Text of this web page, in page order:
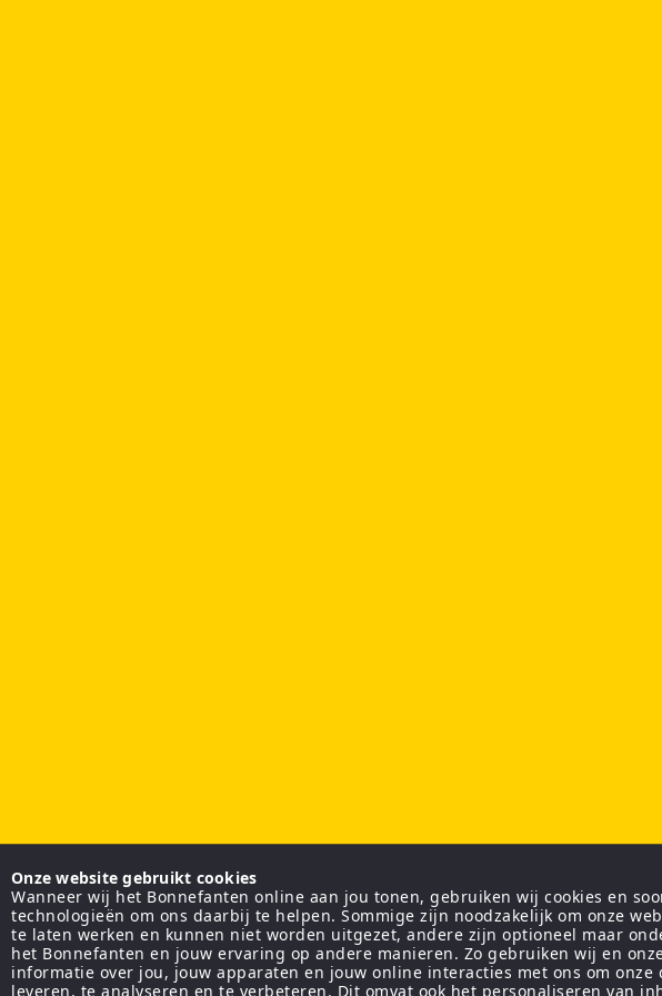
Onze website gebruikt cookies
Wanneer wij het Bonnefanten online aan jou tonen, gebruiken wij cookies en
technologieën om ons daarbij te helpen. Sommige zijn noodzakelijk om onze
te laten werken en kunnen niet worden uitgezet, andere zijn optioneel maar
het Bonnefanten en jouw ervaring op andere manieren. Zo gebruiken wij en
informatie over jou, jouw apparaten en jouw online interacties met ons om onze
leveren, te analyseren en te verbeteren. Dit omvat ook het personaliseren van